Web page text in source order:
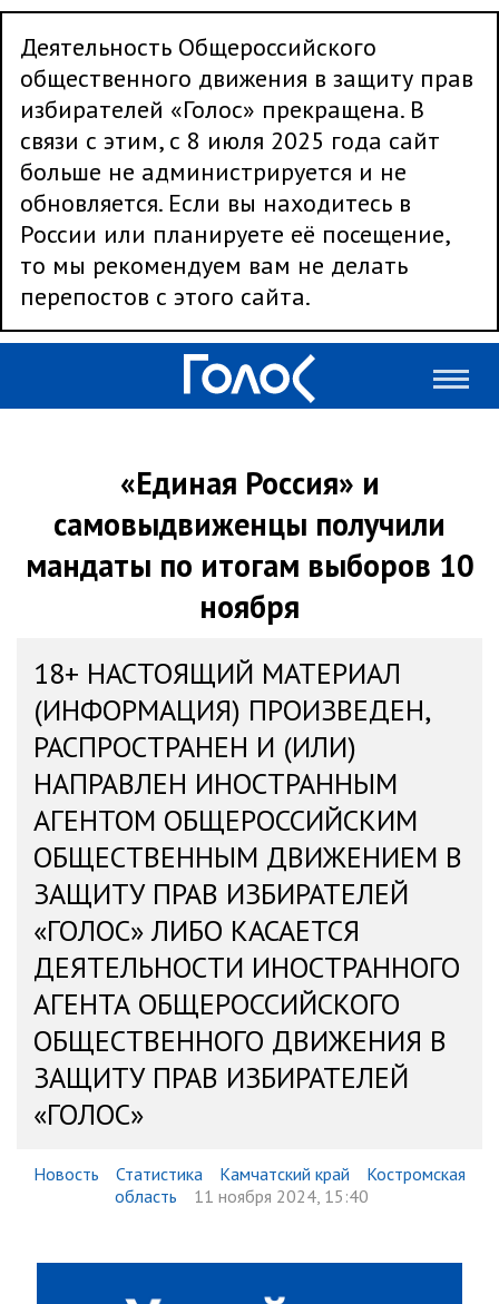
Деятельность Общероссийского
общественного движения в защиту прав
избирателей «Голос» прекращена. В
связи с этим, с 8 июля 2025 года сайт
больше не администрируется и не
обновляется. Если вы находитесь в
России или планируете её посещение,
то мы рекомендуем вам не делать
перепостов с этого сайта.
«Единая Россия» и
самовыдвиженцы получили
мандаты по итогам выборов 10
ноября
18+ НАСТОЯЩИЙ МАТЕРИАЛ
(ИНФОРМАЦИЯ) ПРОИЗВЕДЕН,
РАСПРОСТРАНЕН И (ИЛИ)
НАПРАВЛЕН ИНОСТРАННЫМ
АГЕНТОМ ОБЩЕРОССИЙСКИМ
ОБЩЕСТВЕННЫМ ДВИЖЕНИЕМ В
ЗАЩИТУ ПРАВ ИЗБИРАТЕЛЕЙ
«ГОЛОС» ЛИБО КАСАЕТСЯ
ДЕЯТЕЛЬНОСТИ ИНОСТРАННОГО
АГЕНТА ОБЩЕРОССИЙСКОГО
ОБЩЕСТВЕННОГО ДВИЖЕНИЯ В
ЗАЩИТУ ПРАВ ИЗБИРАТЕЛЕЙ
«ГОЛОС»
Новость Статистика Камчатский край
Костромская
область
11 ноября 2024, 15:40